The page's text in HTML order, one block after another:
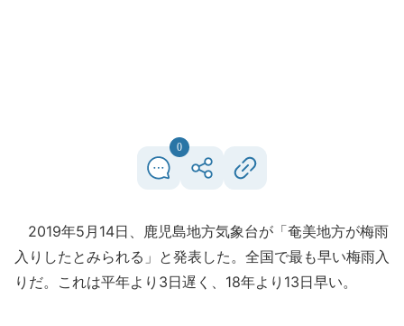
0
2019年5月14日、鹿児島地方気象台が「奄美地方が梅雨
入りしたとみられる」と発表した。全国で最も早い梅雨入
りだ。これは平年より3日遅く、18年より13日早い。